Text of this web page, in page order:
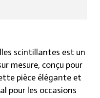
aujourd’hui sur
et soyez prête à
occasion.
scintillantes est un
mesure, conçu pour
pièce élégante et
pour les occasions